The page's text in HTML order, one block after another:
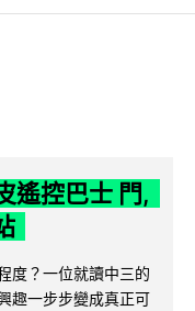
遙控巴士 門,
度？一位就讀中三的
趣一步步變成真正可